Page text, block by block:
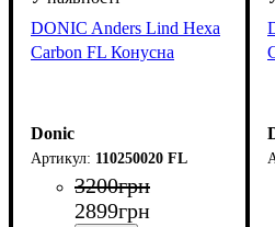
DONIC Anders Lind Hexa
Carbon FL Конусна
Donic
110250020 FL
3200грн
2899грн